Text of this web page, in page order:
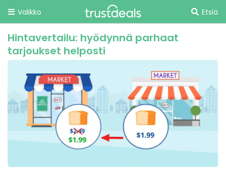
Valikko Etsiä
Hintavertailu: hyödynnä parhaat
tarjoukset helposti